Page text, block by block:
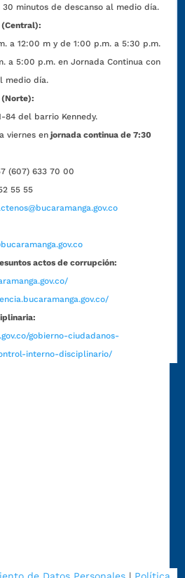
minutos de descanso al medio día.
(Central):
a 12:00 m y de 1:00 p.m. a 5:30 p.m.
p.m. en Jornada Continua con
medio día.
(Norte):
84 del barrio Kennedy.
viernes en jornada continua de 7:30
(607) 633 70 00
55 55
actos de corrupción:
gobierno-ciudadanos-
interno-disciplinario/